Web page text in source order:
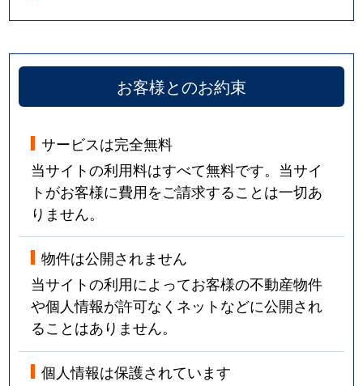
お客様とのお約束
サービスは完全無料
当サイトの利用料はすべて無料です。当サイ
トがお客様に費用をご請求することは一切あ
りません。
物件は公開されません
当サイトの利用によってお客様の不動産物件
や個人情報が許可なくネットなどに公開され
ることはありません。
個人情報は保護されています